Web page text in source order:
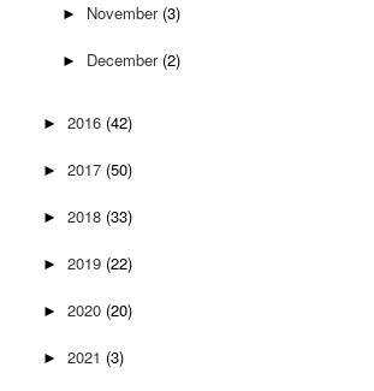
► November (3)
► December (2)
► 2016 (42)
► 2017 (50)
► 2018 (33)
► 2019 (22)
► 2020 (20)
► 2021 (3)